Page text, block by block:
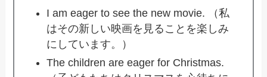
I am eager to see the new movie. （私
はその新しい映画を見ることを楽しみ
にしています。）
The children are eager for Christmas.